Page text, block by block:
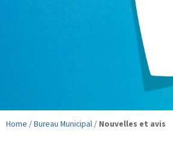
Home /Bureau Municipal / Nouvelles et avis